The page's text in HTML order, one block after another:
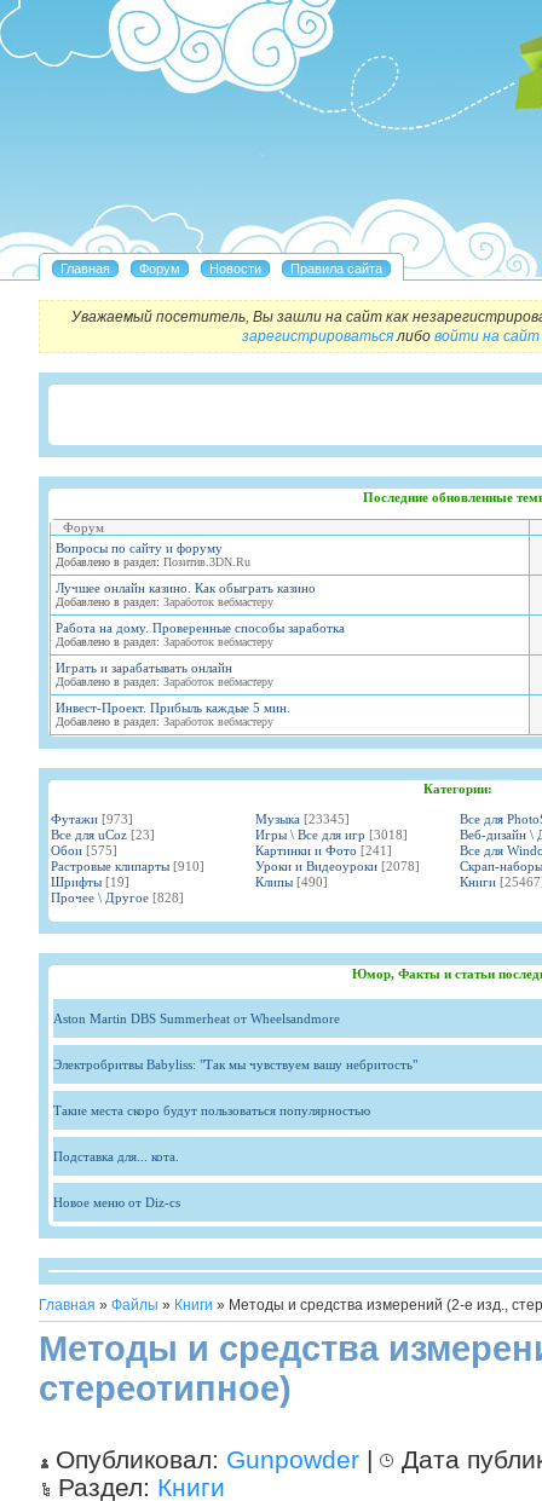
Уважаемый посетитель, Вы зашли на сайт как
зарегистрироватьсялибо войти на сайт
Последние обновленные
Форум
Вопросы по сайту и форуму
Добавлено в раздел: Позитив.3DN.Ru
Лучшее онлайн казино. Как обыграть казино
Добавлено в раздел: Заработок вебмастеру
Работа на дому. Проверенные способы заработка
Добавлено в раздел: Заработок вебмастеру
Играть и зарабатывать онлайн
Добавлено в раздел: Заработок вебмастеру
Инвест-Проект. Прибыль каждые 5 мин.
Добавлено в раздел: Заработок вебмастеру
Категории:
Футажи [973] Музыка [23345]
Все для
Все для uCoz [23] Игры \ Все для игр [3018]
Веб-дизайн \
Обои [575] Картинки и Фото [241]
Все для
Растровые клипарты [910] Уроки и Видеоуроки [2078]
Скрап-наборы
Шрифты [19] Клипы [490] Книги
Прочее \ Другое [828]
Юмор, Факты и статьи
Aston Martin DBS Summerheat от Wheelsandmore
Электробритвы Babyliss: "Так мы чувствуем вашу небритость"
Такие места скоро будут пользоваться популярностью
Подставка для... кота.
Новое меню от Diz-cs
Главная » Файлы » Книги » Методы и средства измерений (2-е изд.,
Методы и средства
стереотипное)
Опубликовал: Gunpowder |
Дата
Раздел: Книги